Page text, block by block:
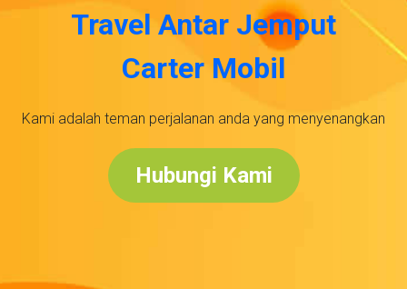
Travel Antar Jemput
Carter Mobil
Kami adalah teman perjalanan anda yang menyenangkan
Hubungi Kami